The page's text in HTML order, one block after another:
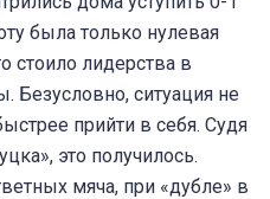
была только нулевая
стоило лидерства в
Безусловно, ситуация не
прийти в себя. Судя
это получилось.
мяча, при «дубле» в